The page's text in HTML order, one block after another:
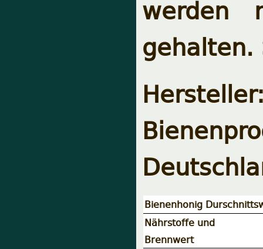
werden
Bienenhonig
Nährstoffe und
Brennwert